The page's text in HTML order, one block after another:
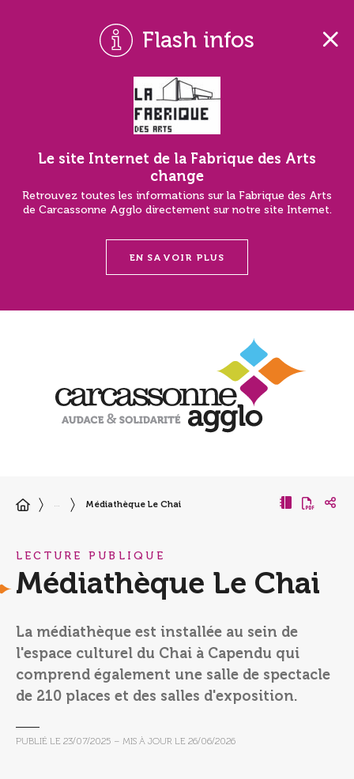
Flash infos
Le site Internet de la Fabrique des Arts
change
Retrouvez toutes les informations sur la Fabrique des Arts
de Carcassonne Agglo directement sur notre site Internet.
EN SAVOIR PLUS
… Médiathèque Le Chai
LECTURE PUBLIQUE
Médiathèque Le Chai
La médiathèque est installée au sein de
l'espace culturel du Chai à Capendu qui
comprend également une salle de spectacle
de 210 places et des salles d'exposition.
PUBLIÉ LE 23/07/2025 – MIS À JOUR LE 26/06/2026